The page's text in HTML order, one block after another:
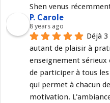
Shen venus
P. Carole
8 years ago
Déjà
autant de plaisir à
enseignement sérieux
de participer à tous
qui permet à chacun
motivation.